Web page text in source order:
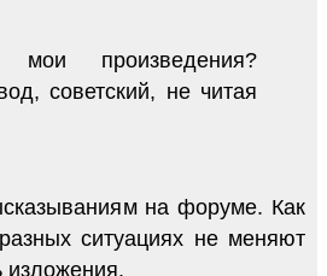
произведения?
советский, не читая
на форуме. Как
ситуациях не меняют
изложения.